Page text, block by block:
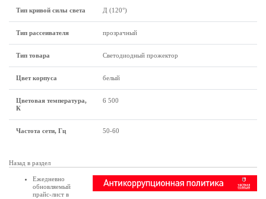
Тип кривой силы света Д (120°)
Тип рассеивателя прозрачный
Тип товара Светодиодный прожектор
Цвет корпуса белый
Цветовая температура,
К
6 500
Частота сети, Гц 50-60
Назад в раздел
Ежедневно
обновляемый
прайс-лист в